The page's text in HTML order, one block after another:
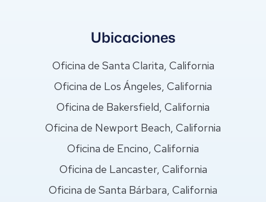
Ubicaciones
Oficina de Santa Clarita, California
Oficina de Los Ángeles, California
Oficina de Bakersfield, California
Oficina de Newport Beach, California
Oficina de Encino, California
Oficina de Lancaster, California
Oficina de Santa Bárbara, California